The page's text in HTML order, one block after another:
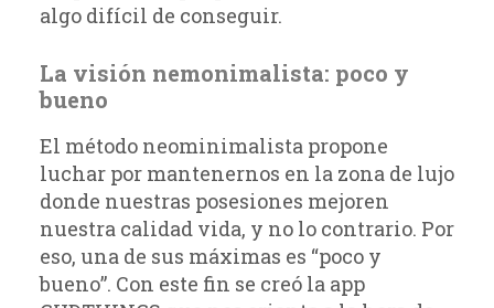
algo difícil de conseguir.
La visión nemonimalista: poco y
bueno
El método neominimalista propone
luchar por mantenernos en la zona de lujo
donde nuestras posesiones mejoren
nuestra calidad vida, y no lo contrario. Por
eso, una de sus máximas es “poco y
bueno”. Con este fin se creó la app